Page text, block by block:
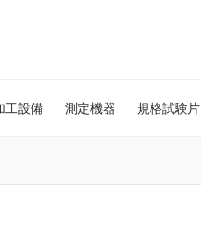
工設備 測定機器 規格試験片